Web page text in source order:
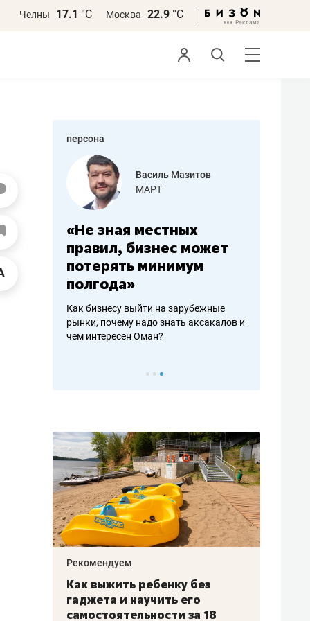
Челны 17.1 °С Москва 22.9 °С
персона
работа
Василь Мазитов
МАРТ
«Не зная местных
правил, бизнес может
потерять минимум
полгода»
Как бизнесу выйти на зарубежные
рынки, почему надо знать аксакалов и
чем интересен Оман?
–
Рекомендуем
Как выжить ребенку без
гаджета и научить его
самостоятельности за 18